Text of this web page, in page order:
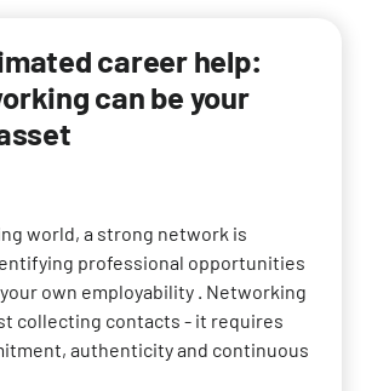
career help:
can be your
world, a strong network is
professional opportunities
own employability . Networking
collecting contacts - it requires
authenticity and continuous